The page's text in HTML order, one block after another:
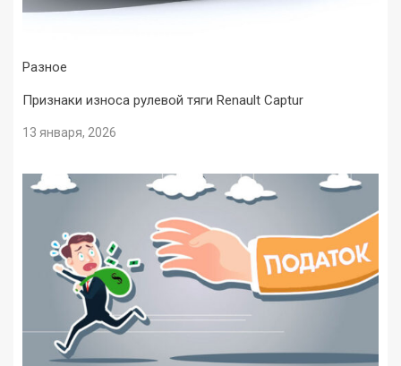
Разное
Признаки износа рулевой тяги Renault Captur
13 января, 2026